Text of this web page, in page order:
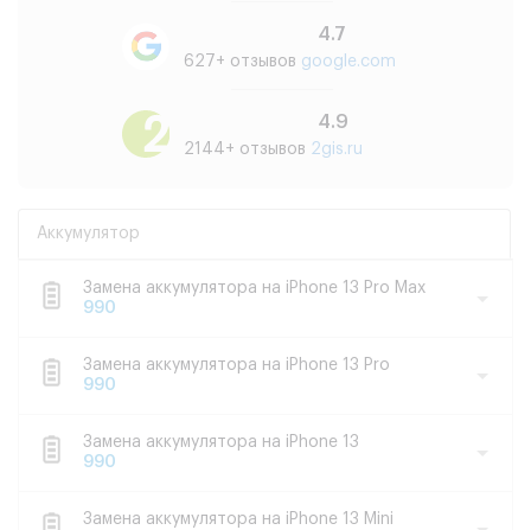
4.7
627+ отзывов google.com
4.9
2144+ отзывов 2gis.ru
Аккумулятор
Замена аккумулятора на iPhone 13 Pro Max
990
Замена аккумулятора на iPhone 13 Pro
990
Замена аккумулятора на iPhone 13
990
Замена аккумулятора на iPhone 13 Mini